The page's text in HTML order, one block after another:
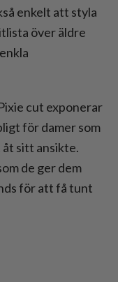
enkelt att styla
över äldre
cut exponerar
för damer som
åt sitt ansikte.
de ger dem
för att få tunt